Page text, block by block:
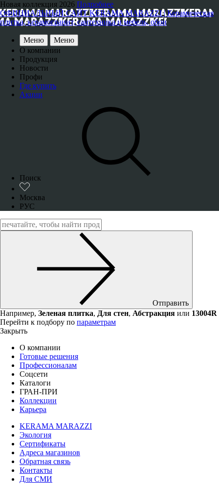
Новая коллекция 2026 Подробнее
ОФИЦИАЛЬНЫЙ САЙТ KERAMA MARAZZI | Керамическая
плитка, керамогранит, сантехника и мебель, обои
Меню
Меню
О компании
Продукция
Новости
Профи
Где купить
Акции
Поиск
Москва
РУС
Отправить
Например, Зеленая плитка, Для стен, Абстракция или 13004R
Перейти к подбору по параметрам
Закрыть
О компании
Готовые решения
Профессионалам
Соцсети
Каталоги
ГРАН-ПРИ
Коллекции
Карьера
KERAMA MARAZZI
Экология
Сертификаты
Адреса магазинов
Обратная связь
Контакты
Для СМИ